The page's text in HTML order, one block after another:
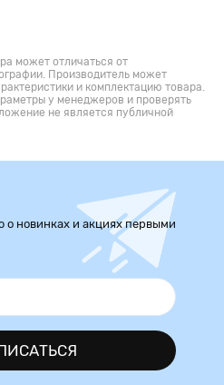
может отличаться от
Производитель может
и комплектацию товара.
у менеджеров и проверять
не является публичной
новинках и акциях первыми